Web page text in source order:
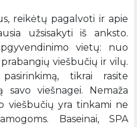
reikėtų pagalvoti ir apie
užsisakyti iš anksto.
vietų: nuo
viešbučių ir vilų.
tikrai rasite
savo viešnagei. Nemaža
viešbučių yra tinkami ne
Baseinai, SPA